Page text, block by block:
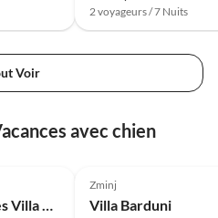
2 voyageurs / 7 Nuits
Voir
avec chien
Zminj
Villa Barduni